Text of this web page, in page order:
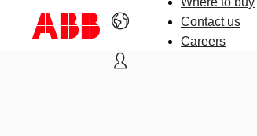
Contact us
Careers